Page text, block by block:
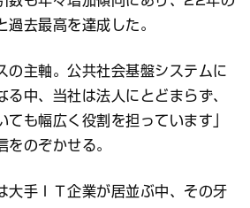
去最高を達成した。
の主軸。公共社会基盤システムに
る中、当社は法人にとどまらず、
ても幅広く役割を担っています」
をのぞかせる。
大手ＩＴ企業が居並ぶ中、その牙